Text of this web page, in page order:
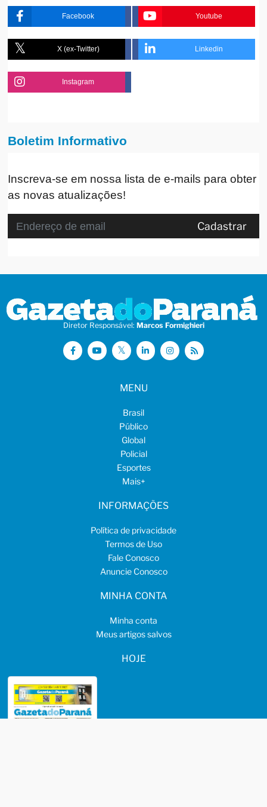
Facebook Youtube
X (ex-Twitter) Linkedin
Instagram
Boletim Informativo
Inscreva-se em nossa lista de e-mails para obter
as novas atualizações!
Cadastrar
Diretor Responsável: Marcos Formighieri
MENU
Brasil
Público
Global
Policial
Esportes
Mais+
INFORMAÇÕES
Política de privacidade
Termos de Uso
Fale Conosco
Anuncie Conosco
MINHA CONTA
Minha conta
Meus artigos salvos
HOJE